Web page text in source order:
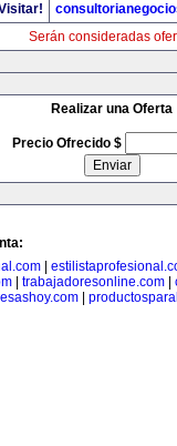
Serán consideradas
Realizar una Oferta
Precio Ofrecido $
|
| trabajadoresonline.com|
|